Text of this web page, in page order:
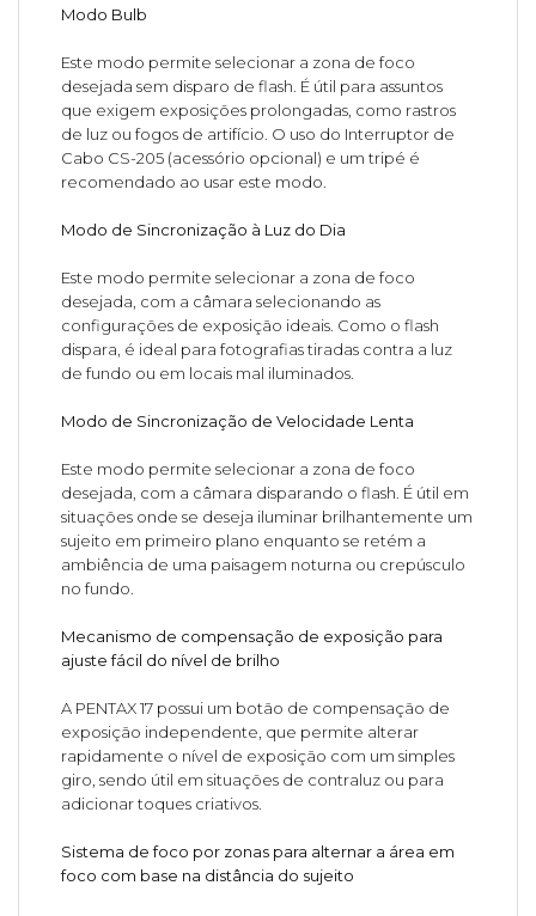
Modo Bulb
Este modo permite selecionar a zona de foco
desejada sem disparo de flash. É útil para assuntos
que exigem exposições prolongadas, como rastros
de luz ou fogos de artifício. O uso do Interruptor de
Cabo CS-205 (acessório opcional) e um tripé é
recomendado ao usar este modo.
Modo de Sincronização à Luz do Dia
Este modo permite selecionar a zona de foco
desejada, com a câmara selecionando as
configurações de exposição ideais. Como o flash
dispara, é ideal para fotografias tiradas contra a luz
de fundo ou em locais mal iluminados.
Modo de Sincronização de Velocidade Lenta
Este modo permite selecionar a zona de foco
desejada, com a câmara disparando o flash. É útil em
situações onde se deseja iluminar brilhantemente um
sujeito em primeiro plano enquanto se retém a
ambiência de uma paisagem noturna ou crepúsculo
no fundo.
Mecanismo de compensação de exposição para
ajuste fácil do nível de brilho
A PENTAX 17 possui um botão de compensação de
exposição independente, que permite alterar
rapidamente o nível de exposição com um simples
giro, sendo útil em situações de contraluz ou para
adicionar toques criativos.
Sistema de foco por zonas para alternar a área em
foco com base na distância do sujeito